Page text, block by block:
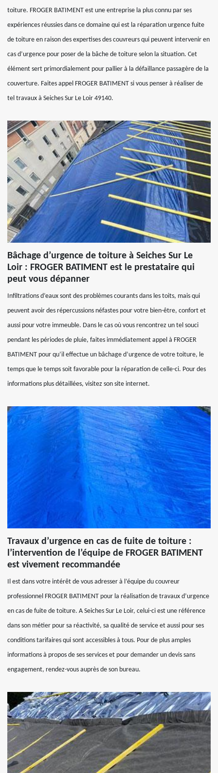
toiture. FROGER BATIMENT est une entreprise la plus connu par ses
expériences réussies dans ce domaine qui est la réparation urgence fuite
de toiture en raison des expertises des couvreurs qui peuvent intervenir en
cas d’urgence pour poser de la bâche de toiture selon la situation. Cet
élément sert primordialement pour pallier à la défaillance passagère de la
couverture. Faites appel FROGER BATIMENT si vous penser à réaliser de
tel travaux à Seiches Sur Le Loir 49140.
Bâchage d’urgence de toiture à Seiches Sur Le
Loir : FROGER BATIMENT est le prestataire qui
peut vous dépanner
Infiltrations d’eaux sont des problèmes courants dans les toits, mais qui
peuvent avoir des répercussions néfastes pour votre bien-être, confort et
aussi pour votre immeuble. Dans le cas où vous rencontrez un tel souci
pendant les périodes de pluie, faites immédiatement appel à FROGER
BATIMENT pour qu’il effectue un bâchage d’urgence de votre toiture, le
temps que le temps soit favorable pour la réparation de celle-ci. Pour des
informations plus détaillées, visitez son site internet.
Travaux d’urgence en cas de fuite de toiture :
l’intervention de l’équipe de FROGER BATIMENT
est vivement recommandée
Il est dans votre intérêt de vous adresser à l’équipe du couvreur
professionnel FROGER BATIMENT pour la réalisation de travaux d’urgence
en cas de fuite de toiture. A Seiches Sur Le Loir, celui-ci est une référence
dans son métier pour sa réactivité, sa qualité de service et aussi pour ses
conditions tarifaires qui sont accessibles à tous. Pour de plus amples
informations à propos de ses services et pour demander un devis sans
engagement, rendez-vous auprès de son bureau.